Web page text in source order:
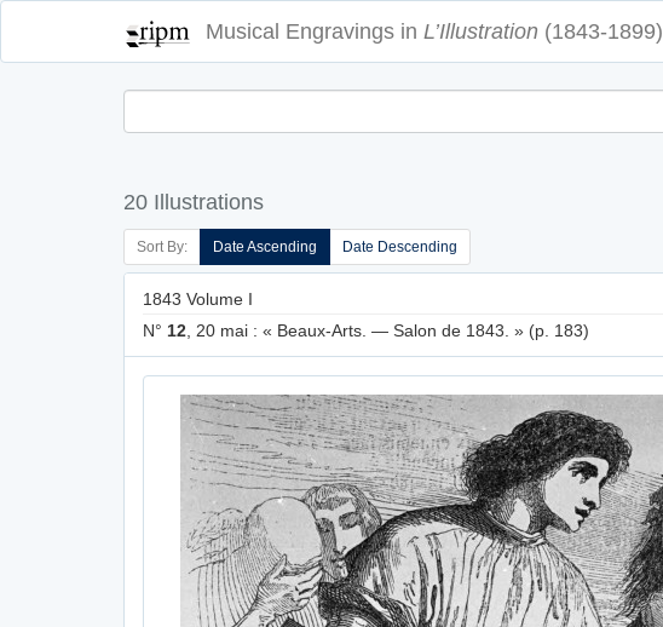
Musical Engravings in L’Illustration (1843-1899)
20 Illustrations
Sort By: Date Ascending Date Descending
1843 Volume I
N° 12 , 20 mai : « Beaux-Arts. — Salon de 1843. » (p. 183)